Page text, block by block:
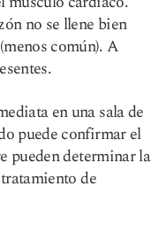
no se llene bien
común). A
en una sala de
puede confirmar el
pueden determinar la
de